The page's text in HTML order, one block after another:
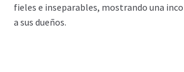
fieles e inseparables, mostrando una
a sus dueños.